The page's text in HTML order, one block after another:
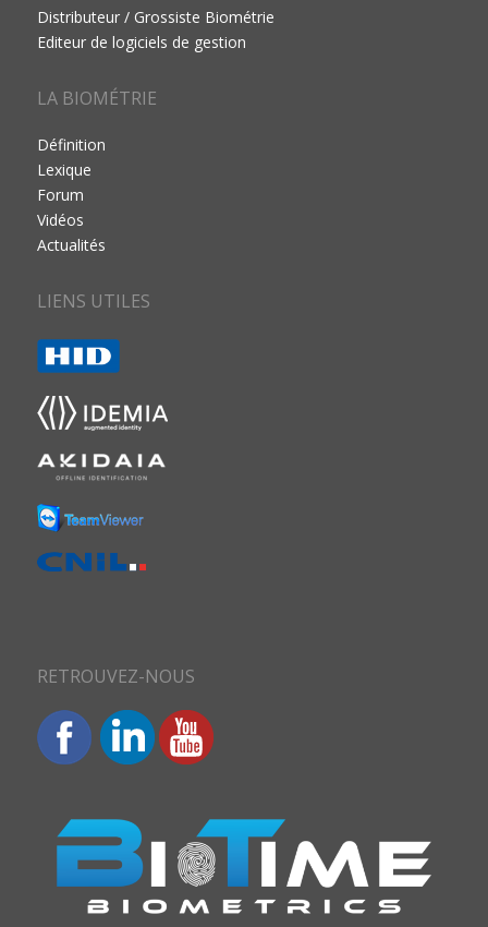
Distributeur / Grossiste Biométrie
Editeur de logiciels de gestion
LA BIOMÉTRIE
Définition
Lexique
Forum
Vidéos
Actualités
LIENS UTILES
RETROUVEZ-NOUS